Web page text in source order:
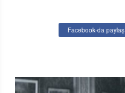
Facebook-da paylaş